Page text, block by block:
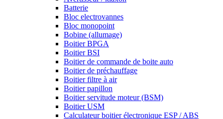
Batterie
Bloc electrovannes
Bloc monopoint
Bobine (allumage)
Boitier BPGA
Boitier BSI
Boitier de commande de boite auto
Boitier de préchauffage
Boitier filtre à air
Boitier papillon
Boitier servitude moteur (BSM)
Boitier USM
Calculateur boitier électronique ESP / ABS